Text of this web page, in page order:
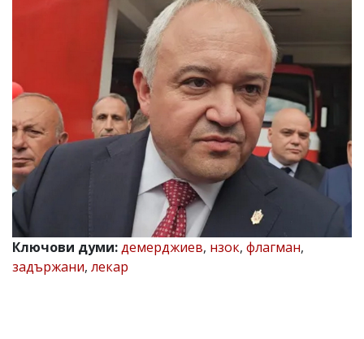
Василев,
email:
v.vasilev@flagman.bg
Катя
Касабова,
еmail: k.kassabova@flagman.bg
Главен
редактор:
Иван
Колев,
email:
office@flagman.bg
Ключови думи:демерджиев, нзок, флагман,
задържани, лекар